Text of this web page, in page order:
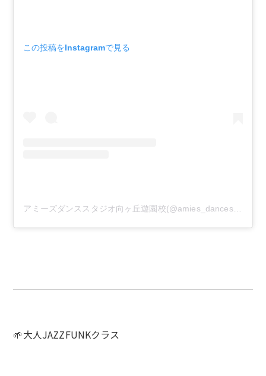
この投稿をInstagramで見る
🌱大人JAZZFUNKクラス